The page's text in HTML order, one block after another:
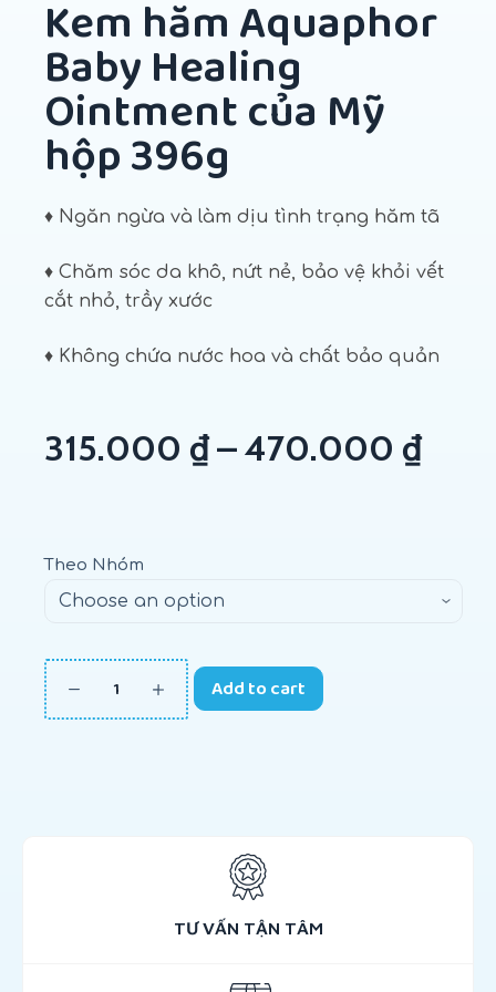
Kem hăm Aquaphor
Baby Healing
Ointment của Mỹ
hộp 396g
♦ Ngăn ngừa và làm dịu tình trạng hăm tã
♦ Chăm sóc da khô, nứt nẻ, bảo vệ khỏi vết
cắt nhỏ, trầy xước
♦ Không chứa nước hoa và chất bảo quản
315.000 ₫–470.000 ₫
Theo Nhóm
Add to cart
TƯ VẤN TẬN TÂM